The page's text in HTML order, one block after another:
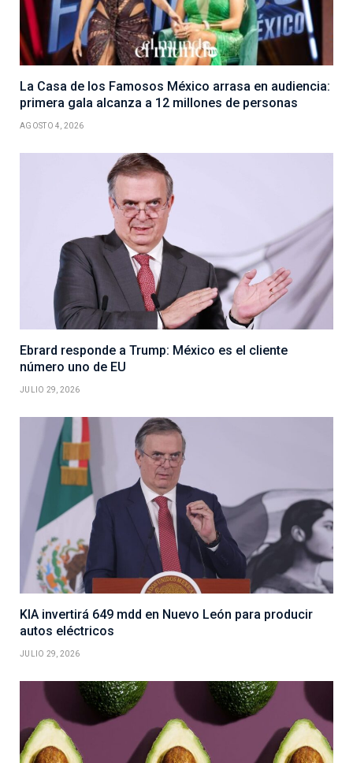
La Casa de los Famosos México arrasa en audiencia:
primera gala alcanza a 12 millones de personas
AGOSTO 4, 2026
Ebrard responde a Trump: México es el cliente
número uno de EU
JULIO 29, 2026
KIA invertirá 649 mdd en Nuevo León para producir
autos eléctricos
JULIO 29, 2026